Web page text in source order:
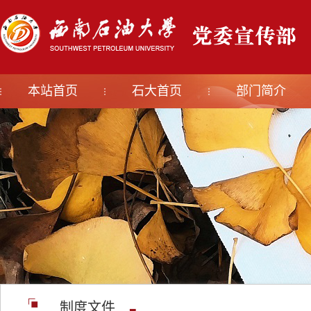
本站首页 石大首页 部门简介
制度文件